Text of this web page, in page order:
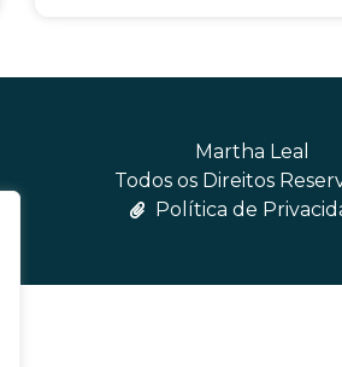
Martha Leal
Todos os Direitos
Política de